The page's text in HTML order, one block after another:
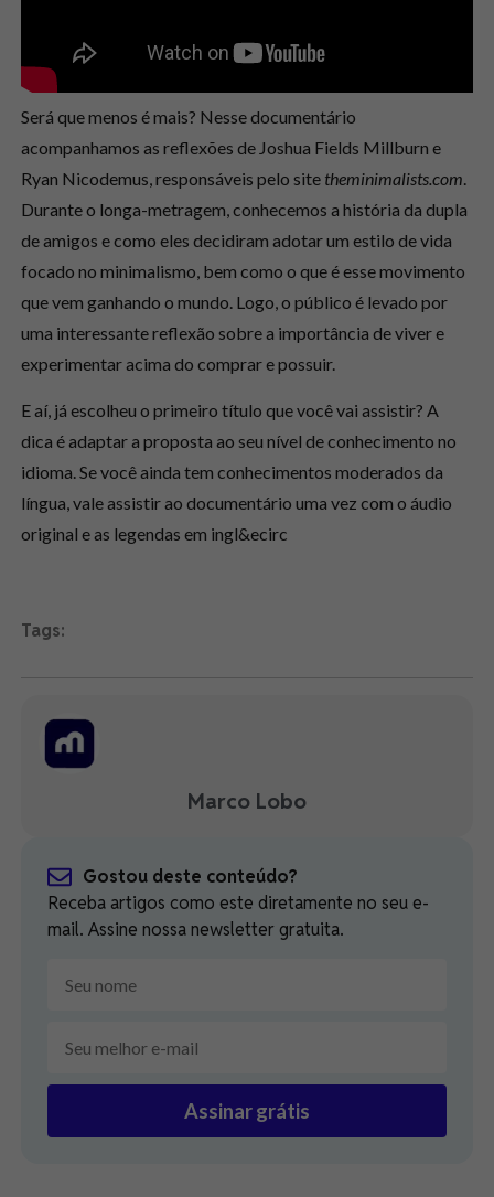
Será que menos é mais? Nesse documentário
acompanhamos as reflexões de Joshua Fields Millburn e
Ryan Nicodemus, responsáveis pelo sitetheminimalists.com
Durante o longa-metragem, conhecemos a história da dupla
de amigos e como eles decidiram adotar um estilo de vida
focado no minimalismo, bem como o que é esse movimento
que vem ganhando o mundo. Logo, o público é levado por
uma interessante reflexão sobre a importância de viver e
experimentar acima do comprar e possuir.
E aí, já escolheu o primeiro título que você vai assistir? A
dica é adaptar a proposta ao seu nível de conhecimento no
idioma. Se você ainda tem conhecimentos moderados da
língua, vale assistir ao documentário uma vez com o áudio
original e as legendas em ingl&ecirc
Tags:
Marco Lobo
Gostou deste conteúdo?
Receba artigos como este diretamente no seu e-
mail. Assine nossa newsletter gratuita.
Assinar grátis